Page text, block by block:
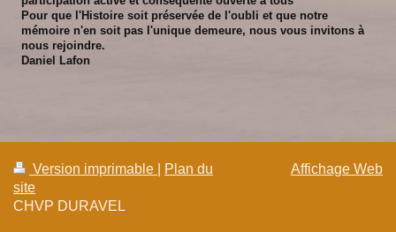
Pour que l'Histoire soit préservée de l'oubli et que notre
mémoire n'en soit pas l'unique demeure, nous vous invitons à
nous rejoindre.
Daniel Lafon
Version imprimable
Plan du
site
CHVP DURAVEL
Affichage Web